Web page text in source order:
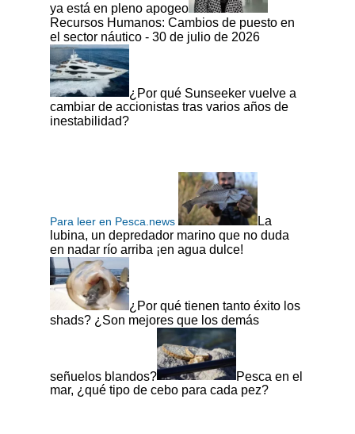
ya está en pleno apogeo
Recursos Humanos: Cambios de puesto en
el sector náutico - 30 de julio de 2026
¿Por qué Sunseeker vuelve a
cambiar de accionistas tras varios años de
inestabilidad?
Para leer en Pesca.news
La
lubina, un depredador marino que no duda
en nadar río arriba ¡en agua dulce!
¿Por qué tienen tanto éxito los
shads? ¿Son mejores que los demás
señuelos blandos?
Pesca en el
mar, ¿qué tipo de cebo para cada pez?